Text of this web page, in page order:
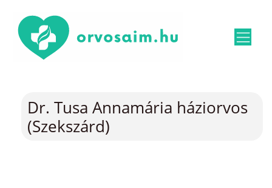
Dr. Tusa Annamária háziorvos
(Szekszárd)